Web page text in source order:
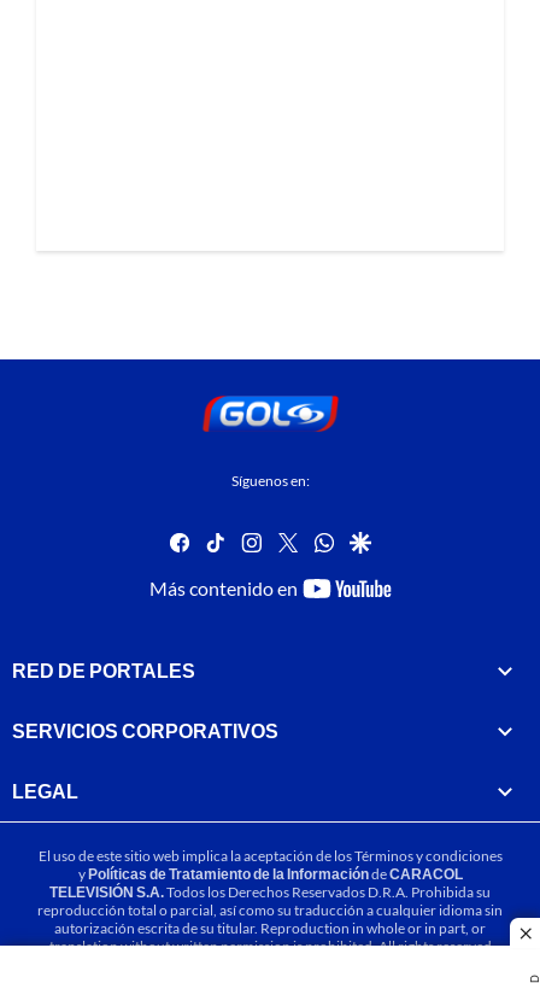
Síguenos en:
facebook
tiktok instagram
twitterwhatsapp
google
Más contenido en
youtube-
RED DE PORTALES
SERVICIOS CORPORATIVOS
LEGAL
El uso de este sitio web implica la aceptación de losTérminos y condiciones
yPolíticas de Tratamiento de la InformacióndeCARACOL
TELEVISIÓN S.A.Todos los Derechos Reservados D.R.A. Prohibida su
reproducción total o parcial, así como su traducción a cualquier idioma sin
autorización escrita de su titular. Reproduction in whole or in part, or
translation without written permission is prohibited. All rights reserved